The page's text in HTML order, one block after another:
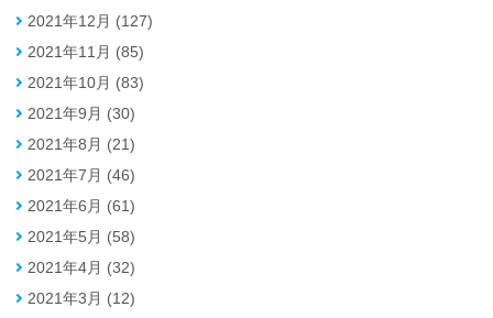
2021年12月 (127)
2021年11月 (85)
2021年10月 (83)
2021年9月 (30)
2021年8月 (21)
2021年7月 (46)
2021年6月 (61)
2021年5月 (58)
2021年4月 (32)
2021年3月 (12)